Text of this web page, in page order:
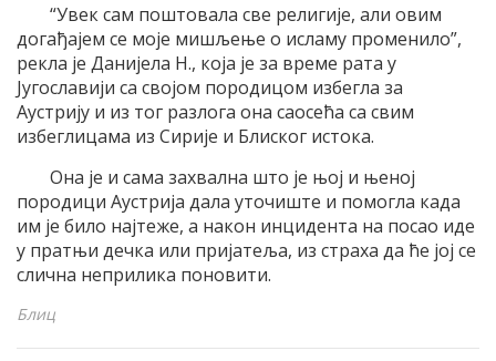
“Увек сам поштовала све религије, али овим
догађајем се моје мишљење о исламу променило”,
рекла је Данијела Н., која је за време рата у
Југославији са својом породицом избегла за
Аустрију и из тог разлога она саосећа са свим
избеглицама из Сирије и Блиског истока.
Она је и сама захвална што је њој и њеној
породици Аустрија дала уточиште и помогла када
им је било најтеже, а након инцидента на посао иде
у пратњи дечка или пријатеља, из страха да ће јој се
слична неприлика поновити.
Блиц